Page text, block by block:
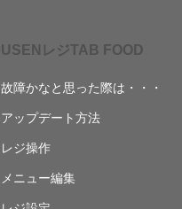
USENレジTAB FOOD
故障かなと思った際は・・・
アップデート方法
レジ操作
メニュー編集